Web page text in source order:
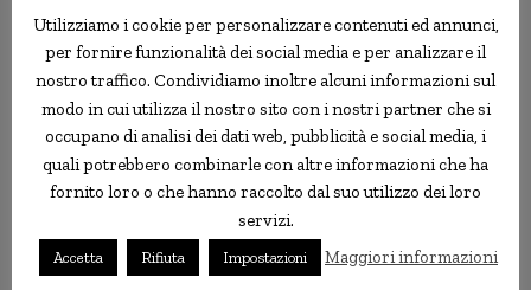
Utilizziamo i cookie per personalizzare contenuti ed annunci,
per fornire funzionalità dei social media e per analizzare il
nostro traffico. Condividiamo inoltre alcuni informazioni sul
modo in cui utilizza il nostro sito con i nostri partner che si
occupano di analisi dei dati web, pubblicità e social media, i
quali potrebbero combinarle con altre informazioni che ha
fornito loro o che hanno raccolto dal suo utilizzo dei loro
servizi.
Accetta Rifiuta Impostazioni Maggiori informazioni